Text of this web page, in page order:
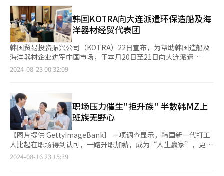
增，导致空置问题持续存在。 根据商业地产综合服务商Rsquare的
数据，今年上半年首都圈（首尔、京畿道、仁川）的常温物流中心
平均空置率达到16.9%，较去年下半年上升了6.6个百分点。一个
典型的例子是盆唐野塔物流中心，该中心在竣工后未能解决空置问
题，甚至出现了违约事件（EOD）。 然而，自去年供应高峰期
后，今年物流中心的新增供应量急剧减少。今年上半年首都圈新增
物流中心面积约为220万平方米，较上一季度减少了17%。预计今
年首都圈物流中心的总供应规模将降至约407万平方米，比去年减
米，创下自2018年以来的最低水平。 分析指出，除供应量的变化
外，全球速卖通和Temu等中国跨境电商平台正式进入韩国市场，
也推动了物流中心需求的增长。随着电商企业间竞争加剧，市场对
物流中心的需求也在进一步上升。 然而，尽管市场呈现出复苏的
迹象，但完全恢复仍需时日。这是因为跨境电商企业在韩国物流领
域的投资规模尚不明确，Rsquare研究中心主任柳康民（音）表
示：“由于累积的新增供应消化速度仍落后于需求的增长，物流中
心市场的全面复苏需要时间。” Kurly平泽物流中心外景。【图片
示，第二季度，华为的全球通信设备市场份额达到36.8%，同比增
长3.8个百分点；中兴则为13.8%，同比增长1.2个百分点。两家公
司合计市场份额达到50.6%。相比之下，爱立信的市场份额降至
23%，减少了0.9个百分点，而诺基亚的市场份额则降至17.7%，
减少了3个百分点。 今年2月，华为与北非地区的电信运营商达
成“数字智能转型”合作协议，计划在5G解决方案领域展开合
作。上月，华为在竞争中击败爱立信，与巴西电信运营商TIM签署
了5G设备独家供应合同，此前TIM的设备供应商为华为和爱立信两
斯坦电信（Uzbektelecom）达成合作协议，供应5G设备；今年2
月，中兴还与马来西亚电信运营商U Mobile和CelcomDigi签署了
在5G和人工智能（AI）解决方案领域的合作协议。 尽管欧洲部分
国家正加速排除中国通信设备的使用，但这一措施对华为和中兴的
市场影响似乎有限。据市场研究公司EJL Wireless Research的数
据，目前欧洲38个国家中，只有9个国家未使用华为设备。一位业
内人士表示：“对于电信运营商而言，华为设备不仅质量优良，价
格也非常有竞争力，因此在现实中很难完全放弃使用华为设备。”
今年第二季度，华为和中兴的业绩均有所改善。据证券分析师预
韩国KOTRA向大连派遣环保造船及海
洋器材经贸代表团
韩国贸易投资振兴公司（KOTRA）22日宣布，为帮助韩国造船及
海洋器材企业进军中国市场，于本月20日至21日向大连派遣
了“环保造船和海洋器材经贸代表团”。 大连作为中国代表性的
谈会，大连船舶重工集团、恒力重工等有67家造船相关公司参与，
与韩国企业进行了112场洽谈，双方讨论了约115万美元的合同。
代表团于21日参观考察了恒力重工总部，并接受公司负责人的产品
介绍。 近期，随着船舶订单增加，对性价比较高的韩国产品的需
求也有所增加，预计韩国造船企业的出口将会扩大。据悉，韩国企
业尤其在船舶发动机、发动机零部件、船用泵等领域一直表现强
劲。 KOTRA中国地区本部长黄在元（音）表示：“大连作为中国
最大的造船海洋产业中心城市，是韩国造船企业进军市场的理想地
点。KOTRA将通过与当地相关公司合作，持续支持韩国造船企业
2024-08-23 00:32:09
职场压力催生"拒升族" 半数韩MZ上
班族无野心
【图片提供 GettyImageBank】 一项调查显示，韩国新一代打工
人比起在职场得到认可，一路升职加薪，成为“人生赢家”，更倾
向于“实现自我价值”，更重视下班后的娱乐生活。以Z一代
升的上班族）悄然崛起。 近日，韩国就业门户网站Job Korea面向
2024-08-16 23:15:39
页